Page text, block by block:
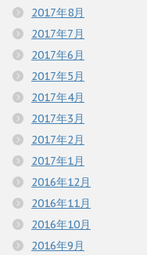
2017年8月
2017年7月
2017年6月
2017年5月
2017年4月
2017年3月
2017年2月
2017年1月
2016年12月
2016年11月
2016年10月
2016年9月